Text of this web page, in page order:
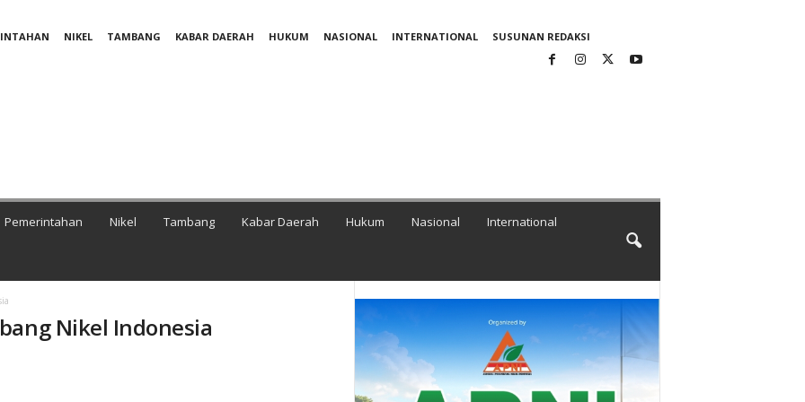
NIKEL TAMBANG KABAR DAERAH HUKUM NASIONAL INTERNATIONAL SUSUNAN REDAKSI
Pemerintahan Nikel Tambang Kabar Daerah Hukum Nasional International
Nikel Indonesia